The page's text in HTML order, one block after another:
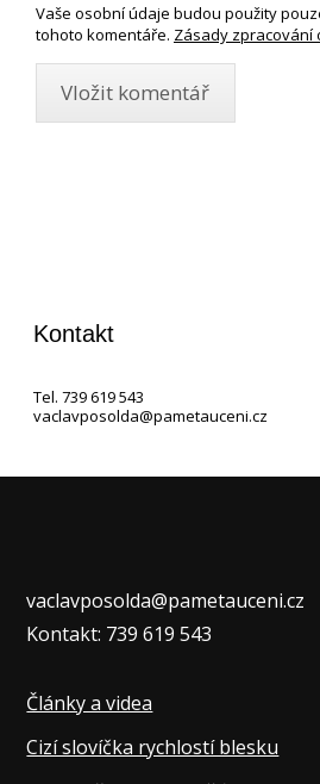
Vaše osobní údaje budou použity
tohoto komentáře. Zásady zpracování
Kontakt
Tel. 739 619 543
vaclavposolda@pametauceni.cz
vaclavposolda@pametauceni.cz
Kontakt: 739 619 543
Články a videa
Cizí slovíčka rychlostí blesku